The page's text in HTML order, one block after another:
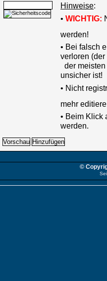
Hinweise:
• WICHTIG:
werden!
• Bei falsch
verloren
der
unsicher ist!
• Nicht
mehr
• Beim Klick
werden.
©